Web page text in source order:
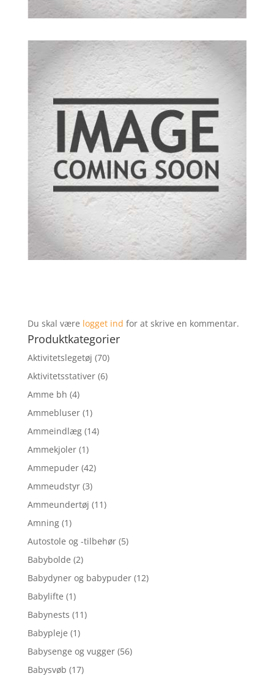
Du skal være logget ind for at skrive en kommentar.
Produktkategorier
Aktivitetslegetøj (70)
Aktivitetsstativer (6)
Amme bh (4)
Ammebluser (1)
Ammeindlæg (14)
Ammekjoler (1)
Ammepuder (42)
Ammeudstyr (3)
Ammeundertøj (11)
Amning (1)
Autostole og -tilbehør (5)
Babybolde (2)
Babydyner og babypuder (12)
Babylifte (1)
Babynests (11)
Babypleje (1)
Babysenge og vugger (56)
Babysvøb (17)